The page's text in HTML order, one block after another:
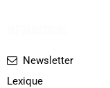
Newsletter
Lexique